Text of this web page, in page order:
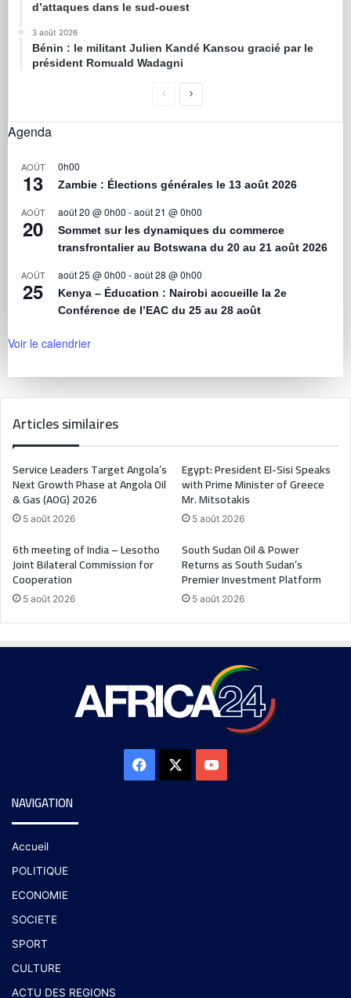
d’attaques dans le sud-ouest
3 août 2026
Bénin : le militant Julien Kandé Kansou gracié par le
président Romuald Wadagni
Agenda
AOÛT
13
0h00
Zambie : Élections générales le 13 août 2026
AOÛT
20
août 20 @ 0h00 -août 21 @ 0h00
Sommet sur les dynamiques du commerce
transfrontalier au Botswana du 20 au 21 août 2026
AOÛT
25
août 25 @ 0h00 -août 28 @ 0h00
Kenya – Éducation : Nairobi accueille la 2e
Conférence de l’EAC du 25 au 28 août
Voir le calendrier
Articles similaires
Service Leaders Target Angola’s
Next Growth Phase at Angola Oil
& Gas (AOG) 2026
5 août 2026
Egypt: President El-Sisi Speaks
with Prime Minister of Greece
Mr. Mitsotakis
5 août 2026
6th meeting of India – Lesotho
Joint Bilateral Commission for
Cooperation
5 août 2026
South Sudan Oil & Power
Returns as South Sudan’s
Premier Investment Platform
5 août 2026
NAVIGATION
Accueil
POLITIQUE
ECONOMIE
SOCIETE
SPORT
CULTURE
ACTU DES REGIONS